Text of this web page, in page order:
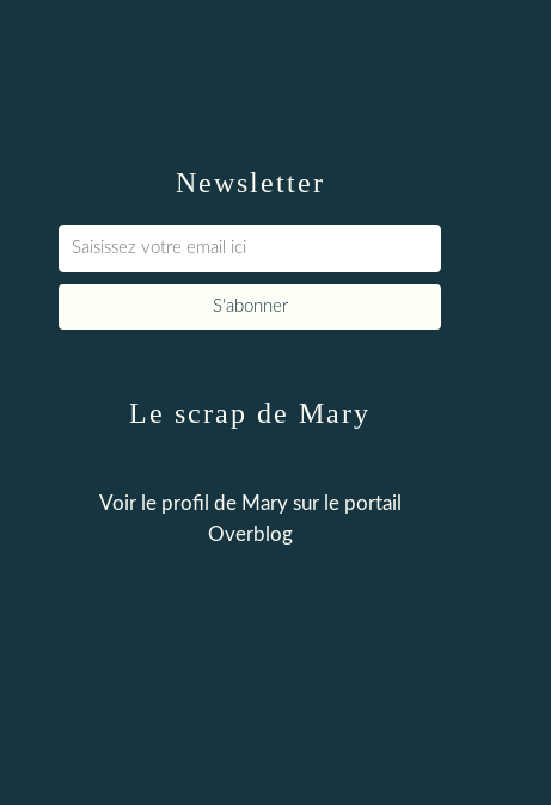
Newsletter
Le scrap de Mary
Voir le profil de Marysur le portail
Overblog